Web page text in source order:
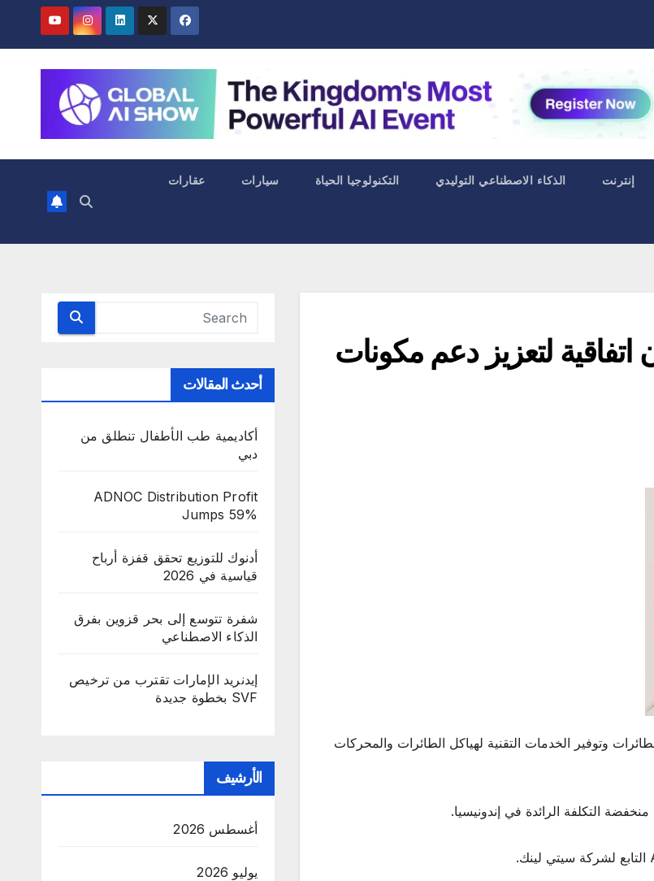
إنترنت الذكاء الاصطناعي التوليدي التكنولوجيا الحياة سيارات عقارات
لتعزيز دعم مكونات
وتوفير الخدمات التقنية لهياكل الطائرات والمحركات
التكلفة الرائدة في إندونيسيا.
أحدث المقالات
أكاديمية طب الأطفال تنطلق من
دبي
ADNOC Distribution Profit
Jumps 59%
أدنوك للتوزيع تحقق قفزة أرباح
قياسية في 2026
شفرة تتوسع إلى بحر قزوين بفرق
الذكاء الاصطناعي
إيدنريد الإمارات تقترب من ترخيص
SVF بخطوة جديدة
الأرشيف
أغسطس 2026
يوليو 2026